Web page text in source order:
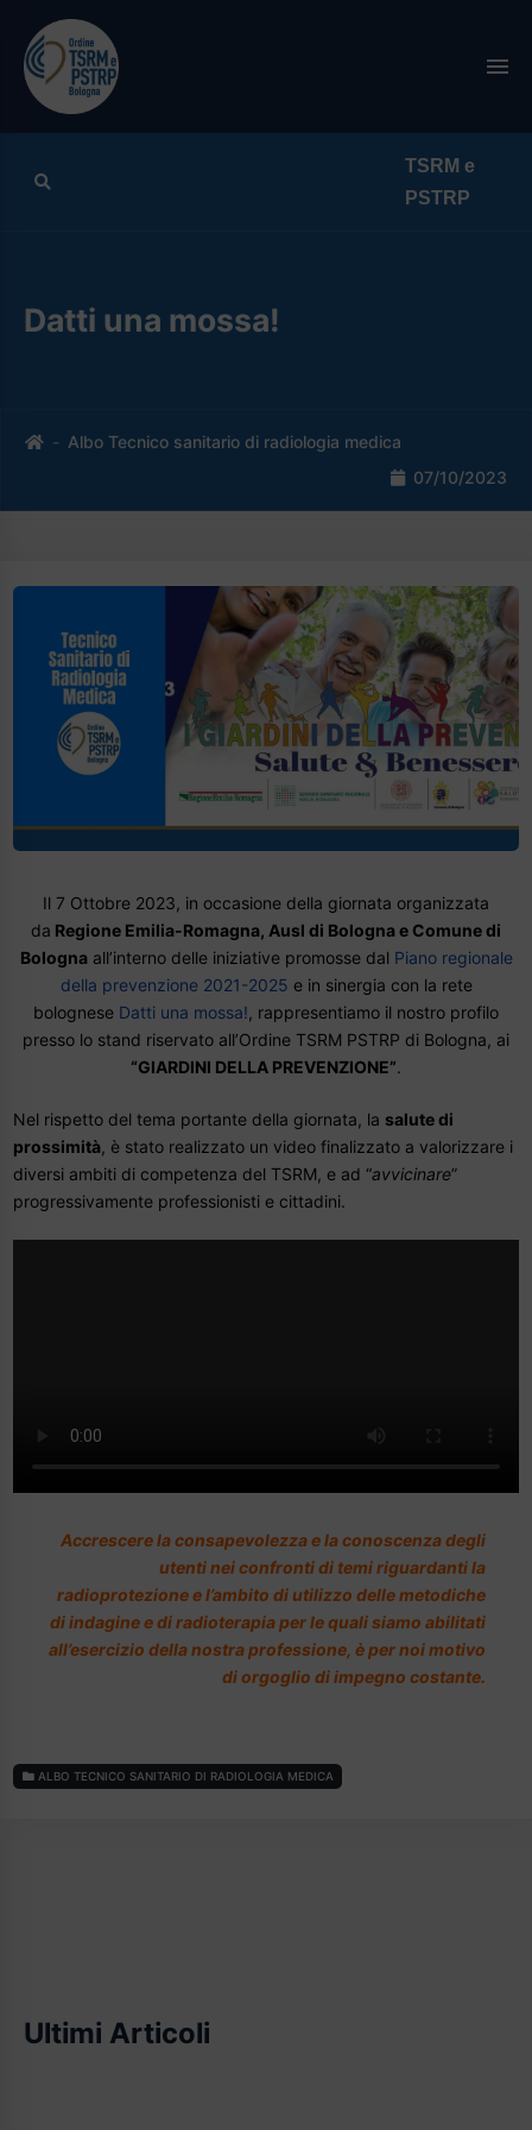
Datti una mossa!
HomeAlbo Tecnico sanitario di radiologia medica
07/10/2023
Il 7 Ottobre 2023, in occasione della giornata organizzata
da Regione Emilia-Romagna, Ausl di Bologna e Comune di
Bolognaall’interno delle iniziative promosse dal Piano regionale
della prevenzione 2021-2025 e in sinergia con la rete
bolognese Datti una mossa! , rappresentiamo il nostro profilo
presso lo stand riservato all’Ordine TSRM PSTRP di Bologna, ai
“GIARDINI DELLA PREVENZIONE”.
Nel rispetto del tema portante della giornata, la salute di
prossimità , è stato realizzato un video finalizzato a valorizzare i
diversi ambiti di competenza del TSRM, e ad “avvicinare”
progressivamente professionisti e cittadini.
Accrescere la consapevolezza e la conoscenza degli
utenti nei confronti di temi riguardanti la
radioprotezione e l’ambito di utilizzo delle metodiche
di indagine e di radioterapia per le quali siamo abilitati
all’esercizio della nostra professione, è per noi motivo
di orgoglio di impegno costante.
ALBO TECNICO SANITARIO DI RADIOLOGIA MEDICA
Ultimi Articoli